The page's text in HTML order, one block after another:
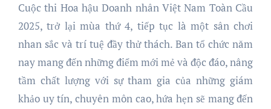
Cuộc thi Hoa hậu Doanh nhân Việt Nam Toàn Cầu
2025, trở lại mùa thứ 4, tiếp tục là một sân chơi
nhan sắc và trí tuệ đầy thử thách. Ban tổ chức năm
nay mang đến những điểm mới mẻ và độc đáo, nâng
tầm chất lượng với sự tham gia của những giám
khảo uy tín, chuyên môn cao, hứa hẹn sẽ mang đến